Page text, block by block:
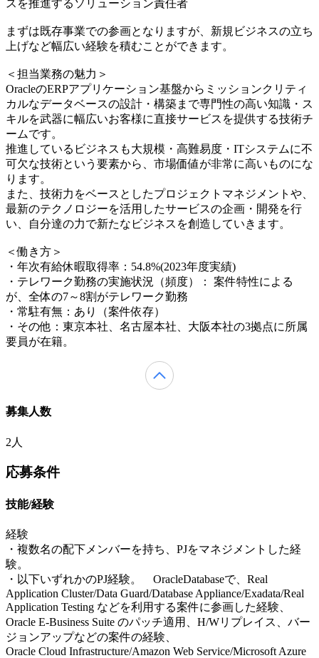
スを推進するソリューション責任者
まずは既存事業での参画となりますが、新規ビジネスの立ち
上げなど幅広い経験を積むことができます。
＜担当業務の魅力＞
OracleのERPアプリケーション基盤からミッションクリティ
カルなデータベースの設計・構築まで専門性の高い知識・ス
キルを武器に幅広いお客様に直接サービスを提供する技術チ
ームです。
推進しているビジネスも大規模・高難易度・ITシステムに不
可欠な技術という要素から、市場価値が非常に高いものにな
ります。
また、技術力をベースとしたプロジェクトマネジメントや、
最新のテクノロジーを活用したサービスの企画・開発を行
い、自分達の力で新たなビジネスを創造していきます。
＜働き方＞
・年次有給休暇取得率：54.8%(2023年度実績)
・テレワーク勤務の実施状況（頻度）： 案件特性による
が、全体の7～8割がテレワーク勤務
・常駐有無：あり（案件依存）
・その他：東京本社、名古屋本社、大阪本社の3拠点に所属
要員が在籍。
募集人数
2人
応募条件
技能/経験
経験
・複数名の配下メンバーを持ち、PJをマネジメントした経
験。
・以下いずれかのPJ経験。 OracleDatabaseで、Real
Application Cluster/Data Guard/Database Appliance/Exadata/Real
Application Testing などを利用する案件に参画した経験、
Oracle E-Business Suite のパッチ適用、H/Wリプレイス、バー
ジョンアップなどの案件の経験、
Oracle Cloud Infrastructure/Amazon Web Service/Microsoft Azure